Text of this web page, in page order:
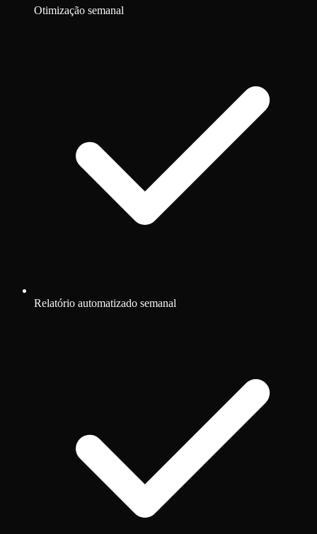
Otimização semanal
Relatório automatizado semanal